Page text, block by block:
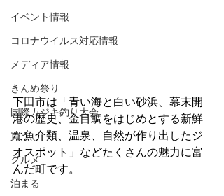
イベント情報
コロナウイルス対応情報
メディア情報
きんめ祭り
国際カジキ釣り大会
買う
グルメ
泊まる
下田市は「青い海と白い砂浜、幕末開
港の歴史、金目鯛をはじめとする新鮮
な魚介類、温泉、自然が作り出したジ
オスポット」などたくさんの魅力に富
んだ町です。